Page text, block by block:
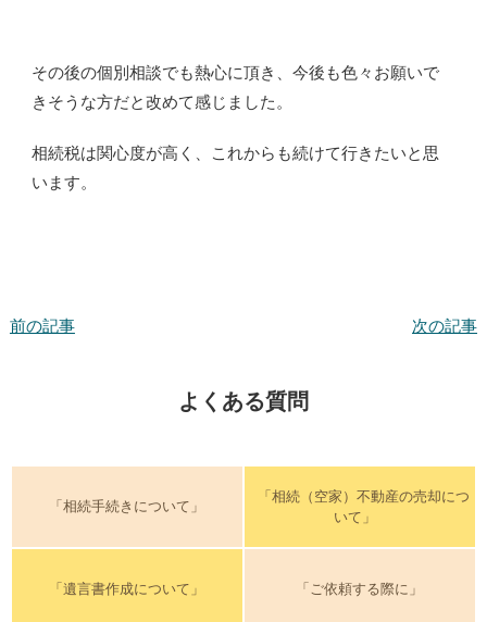
その後の個別相談でも熱心に頂き、今後も色々お願いで
きそうな方だと改めて感じました。
相続税は関心度が高く、これからも続けて行きたいと思
います。
前の記事 次の記事
よくある質問
「相続手続きについて」
「相続（空家）不動産の売却につ
いて」
「遺言書作成について」 「ご依頼する際に」